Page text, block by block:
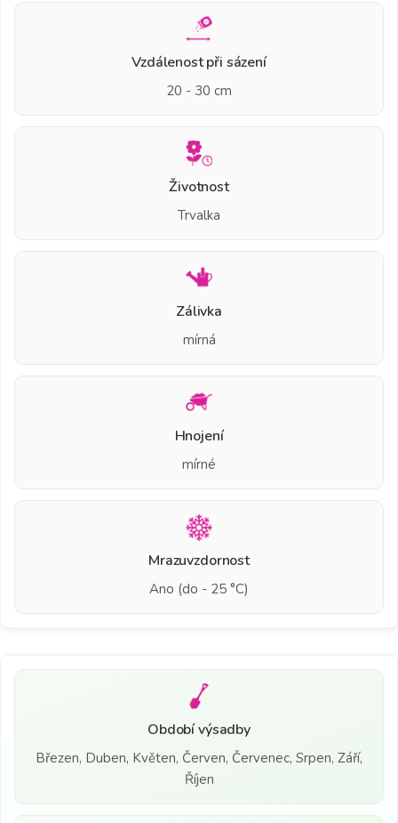
Vzdálenost při sázení
20 - 30 cm
Životnost
Trvalka
Zálivka
mírná
Hnojení
mírné
Mrazuvzdornost
Ano (do - 25 °C)
Období výsadby
Březen, Duben, Květen, Červen, Červenec, Srpen, Září,
Říjen